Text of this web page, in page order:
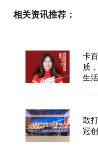
前
商掉
卡
产
相关资讯推荐：
卡
质
生活
敢
冠